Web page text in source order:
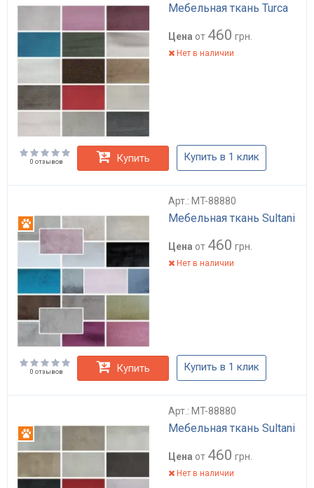
Мебельная ткань Turca
Цена от 460 грн.
Нет в наличии
0 отзывов Купить Купить в 1 клик
Арт.: MT-88880
Мебельная ткань Sultani
Цена от 460 грн.
Нет в наличии
0 отзывов Купить Купить в 1 клик
Арт.: MT-88880
Мебельная ткань Sultani
Цена от 460 грн.
Нет в наличии